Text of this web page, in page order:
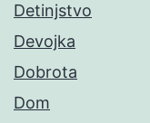
Detinjstvo
Devojka
Dobrota
Dom